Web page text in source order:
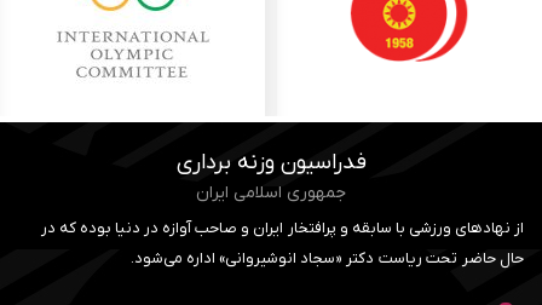
فدراسیون وزنه برداری
جمهوری اسلامی ایران
از نهادهای ورزشی با سابقه و پرافتخار ایران و صاحب آوازه در دنیا بوده که در
حال حاضر تحت ریاست دکتر «سجاد انوشیروانی» اداره می‌شود.